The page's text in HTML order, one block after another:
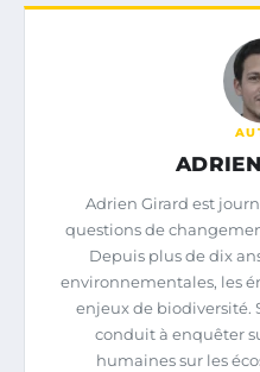
Adrien Girard est
questions de
Depuis plus de dix
environnementales, les
enjeux de biodiversité.
conduit à enquêter
humaines sur les